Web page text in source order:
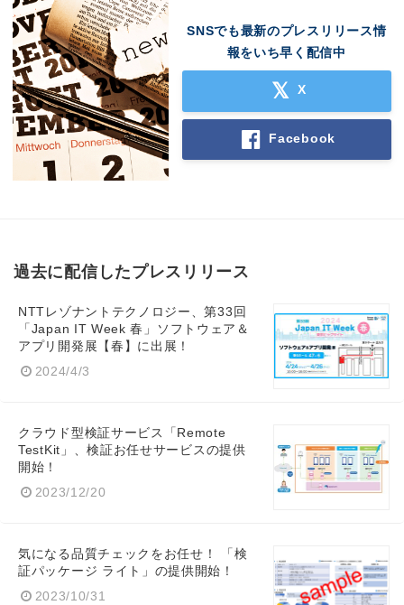
SNSでも最新のプレスリリース情
報をいち早く配信中
X
Facebook
過去に配信したプレスリリース
NTTレゾナントテクノロジー、第33回
「Japan IT Week 春」ソフトウェア＆
アプリ開発展【春】に出展！
2024/4/3
クラウド型検証サービス「Remote
TestKit」、検証お任せサービスの提供
開始！
2023/12/20
気になる品質チェックをお任せ！ 「検
証パッケージ ライト」の提供開始！
2023/10/31